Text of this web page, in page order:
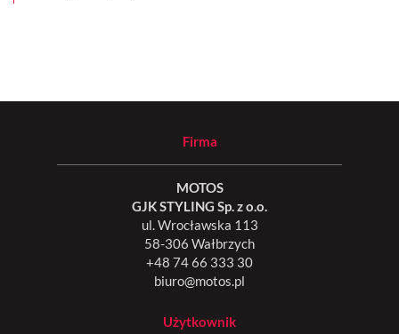
Firma
MOTOS
GJK STYLING Sp. z o.o.
ul. Wrocławska 113
58-306 Wałbrzych
+48 74 66 333 30
biuro@motos.pl
Użytkownik